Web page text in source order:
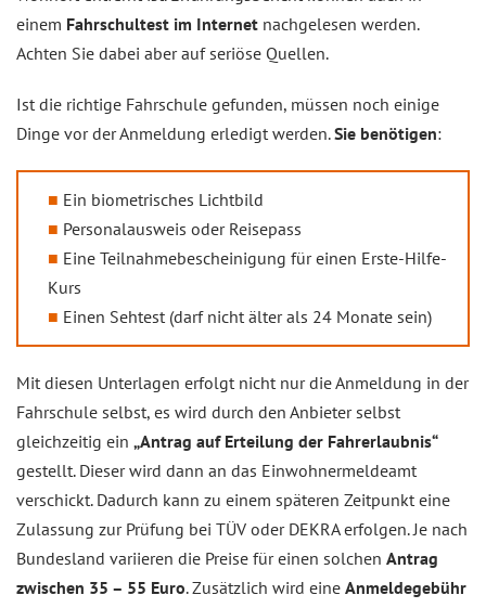
einem Fahrschultest im Internet nachgelesen werden.
Achten Sie dabei aber auf seriöse Quellen.
Ist die richtige Fahrschule gefunden, müssen noch einige
Dinge vor der Anmeldung erledigt werden.Sie benötigen:
Ein biometrisches Lichtbild
Personalausweis oder Reisepass
Eine Teilnahmebescheinigung für einen Erste-Hilfe-
Kurs
Einen Sehtest (darf nicht älter als 24 Monate sein)
Mit diesen Unterlagen erfolgt nicht nur die Anmeldung in der
Fahrschule selbst, es wird durch den Anbieter selbst
gleichzeitig ein „Antrag auf Erteilung der Fahrerlaubnis“
gestellt. Dieser wird dann an das Einwohnermeldeamt
verschickt. Dadurch kann zu einem späteren Zeitpunkt eine
Zulassung zur Prüfung bei TÜV oder DEKRA erfolgen. Je nach
Bundesland variieren die Preise für einen solchen Antrag
zwischen 35 – 55 Euro. Zusätzlich wird eine Anmeldegebühr